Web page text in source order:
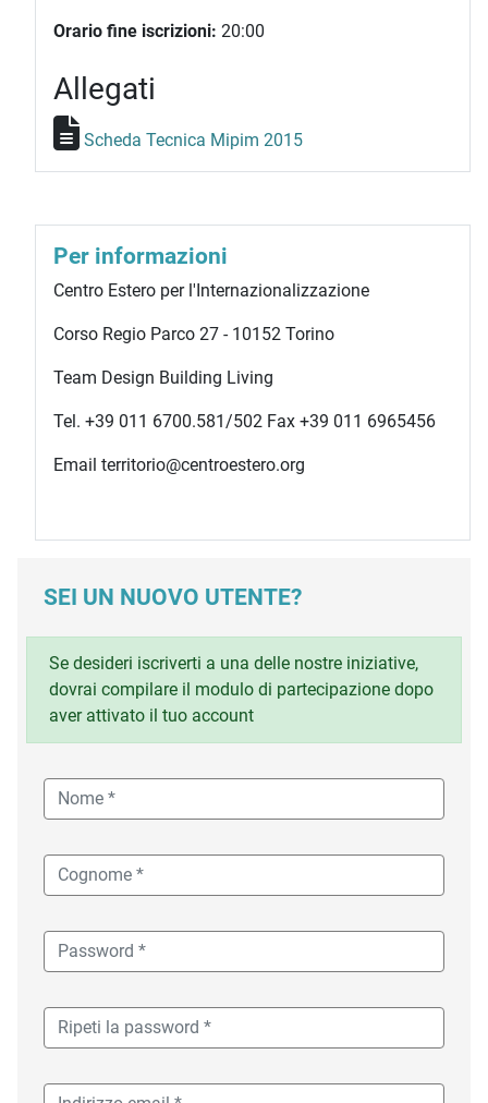
Orario fine iscrizioni: 20:00
Allegati
Scheda Tecnica Mipim 2015
Per informazioni
Centro Estero per l'Internazionalizzazione
Corso Regio Parco 27 - 10152 Torino
Team Design Building Living
Tel. +39 011 6700.581/502 Fax +39 011 6965456
Email territorio@centroestero.org
SEI UN NUOVO UTENTE?
Se desideri iscriverti a una delle nostre iniziative,
dovrai compilare il modulo di partecipazione dopo
aver attivato il tuo account